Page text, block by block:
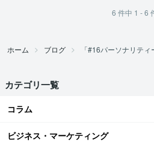
6 件中 1 - 6
ホーム ブログ 「#16パーソナリテ
カテゴリ一覧
コラム
ビジネス・マーケティング